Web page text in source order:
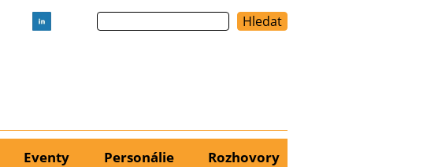
Hledat
Eventy Personálie Rozhovory